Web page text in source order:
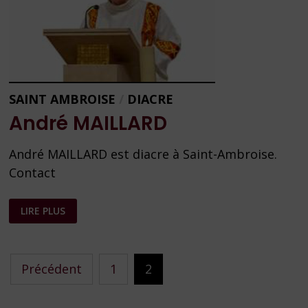
SAINT AMBROISE DIACRE
André MAILLARD
André MAILLARD est diacre à Saint-Ambroise.
Contact
ANDRÉ
MAILLARD
LIRE PLUS
Pagination
Précédent 1 2